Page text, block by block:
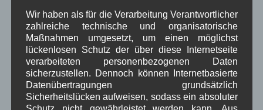
Januar 2025(8)
Dezember 2024
(7)
November 2024(14)
Oktober 2024(10)
September 2024(8)
August 2024(2)
Juli 2024(9)
Juni 2024(4)
Wir haben als für die Verarbeitung Verantwortlicher
zahlreiche technische und organisatorische
Maßnahmen umgesetzt, um einen möglichst
lückenlosen Schutz der über diese Internetseite
verarbeiteten personenbezogenen Daten
sicherzustellen. Dennoch können Internetbasierte
Datenübertragungen grundsätzlich
Sicherheitslücken aufweisen, sodass ein absoluter